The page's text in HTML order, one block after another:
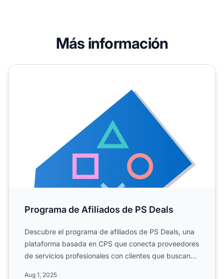
Más información
Programa de Afiliados de PS Deals
Programa de Afiliados de PS Deals
Descubre el programa de afiliados de PS Deals, una
plataforma basada en CPS que conecta proveedores
de servicios profesionales con clientes que buscan
Aug 1, 2025